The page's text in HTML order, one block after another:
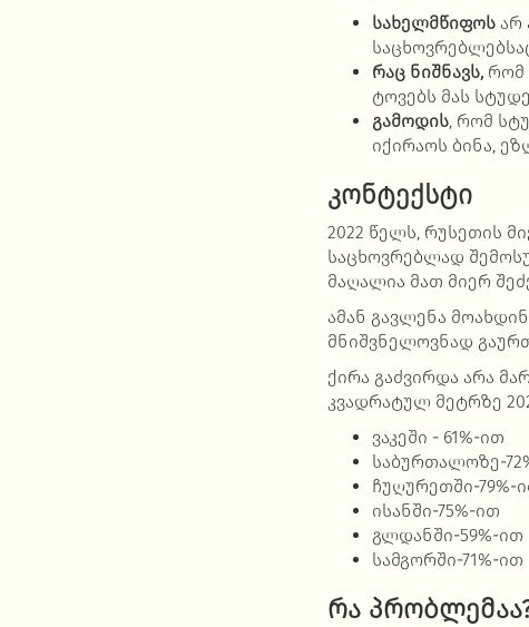
სახელმწიფოს არ
რაც ნიშნავს, რომ
ტოვებს მას
გამოდის, რომ
იქირაოს ბინა,
კონტექსტი
2022 წელს, რუსეთის
საცხოვრებლად
მაღალია მათ მიერ
ამან გავლენა
მნიშვნელოვნად
ქირა გაძვირდა არა
კვადრატულ მეტრზე
ვაკეში - 61%-ით
საბურთალოზე-
ჩუღურეთში-79%-
ისანში-75%-ით
გლდანში-59%-ით
სამგორში-71%-ით
რა